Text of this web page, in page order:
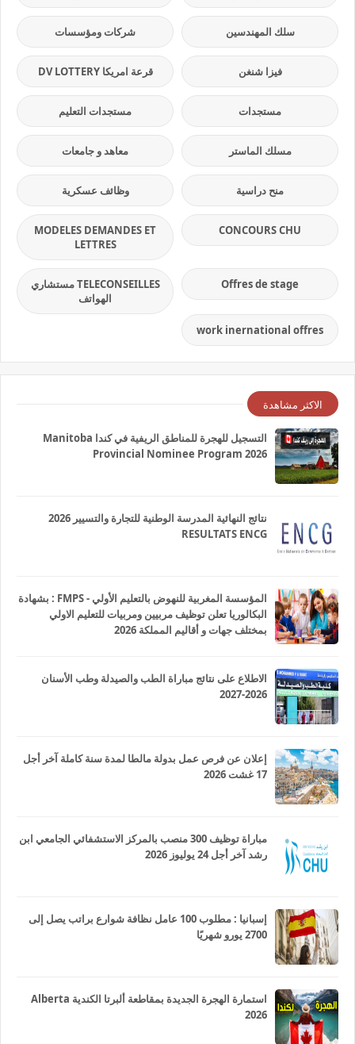
سلك المهندسين شركات ومؤسسات
فيزا شنغن قرعة امريكا DV LOTTERY
مستجدات مستجدات التعليم
مسلك الماستر معاهد و جامعات
منح دراسية وظائف عسكرية
CONCOURS CHU
MODELES DEMANDES ET
LETTRES
Offres de stage
TELECONSEILLES مستشاري
الهواتف
work inernational offres
الاكثر مشاهدة
التسجيل للهجرة للمناطق الريفية في كندا Manitoba
Provincial Nominee Program 2026
نتائج النهائية المدرسة الوطنية للتجارة والتسيير 2026
RESULTATS ENCG
المؤسسة المغربية للنهوض بالتعليم الأولي - FMPS : بشهادة
البكالوريا تعلن توظيف مربيين ومربيات للتعليم الاولي
بمختلف جهات و أقاليم المملكة 2026
الاطلاع على نتائج مباراة الطب والصيدلة وطب الأسنان
2026-2027
إعلان عن فرص عمل بدولة مالطا لمدة سنة كاملة آخر أجل
17 غشت 2026
مباراة توظيف 300 منصب بالمركز الاستشفائي الجامعي ابن
رشد آخر أجل 24 يوليوز 2026
إسبانيا : مطلوب 100 عامل نظافة شوارع براتب يصل إلى
2700 يورو شهريًا
استمارة الهجرة الجديدة بمقاطعة ألبرتا الكندية Alberta
2026